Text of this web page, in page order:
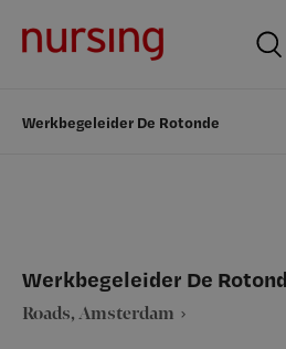
Werkbegeleider De Rotonde
Werkbegeleider De
Roads, Amsterdam